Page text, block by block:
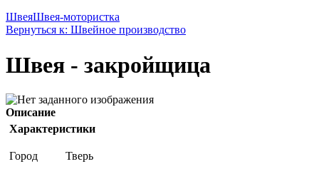
ШвеяШвея-мотористка
Вернуться к: Швейное производство
Швея - закройщица
Описание
Характеристики
Город Тверь